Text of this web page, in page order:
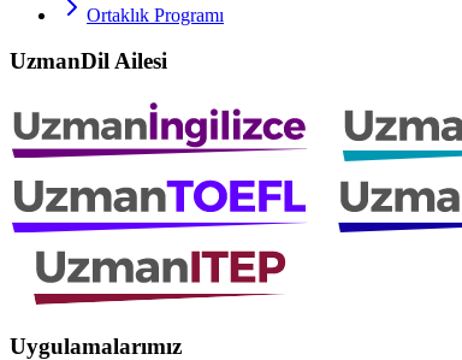
Ortaklık Programı
UzmanDil Ailesi
Uygulamalarımız